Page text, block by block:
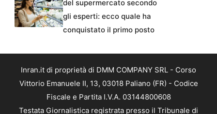
del supermercato secondo
gli esperti: ecco quale ha
conquistato il primo posto
Inran.it di proprietà di DMM COMPANY SRL - Corso
Vittorio Emanuele II, 13, 03018 Paliano (FR) - Codice
Fiscale e Partita I.V.A. 03144800608
Testata Giornalistica registrata presso il Tribunale di